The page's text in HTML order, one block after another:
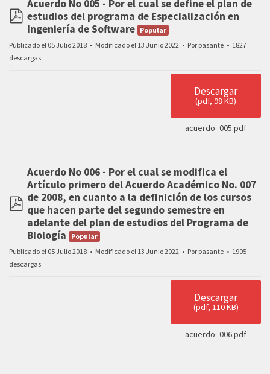
pdf
Acuerdo No 005 - Por el cual se define el plan de
estudios del programa de Especialización en
Ingeniería de Software Popular
Publicado el 05 Julio 2018
Modificado el 13 Junio 2022 Por pasante
1827
descargas
Descargar
(pdf, 98 KB)
acuerdo_005.pdf
pdf
Acuerdo No 006 - Por el cual se modifica el
Artículo primero del Acuerdo Académico No. 007
de 2008, en cuanto a la definición de los cursos
que hacen parte del segundo semestre en
adelante del plan de estudios del Programa de
Biología
Popular
Publicado el 05 Julio 2018
Modificado el 13 Junio 2022 Por pasante
1905
descargas
Descargar
(pdf, 110 KB)
acuerdo_006.pdf